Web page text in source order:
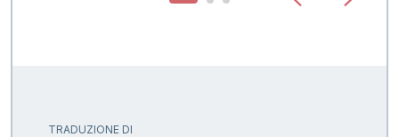
TRADUZIONE DI